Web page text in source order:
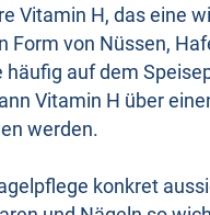
Vitamin H, das eine
Form von Nüssen,
häufig auf dem
Vitamin H über
werden.
konkret